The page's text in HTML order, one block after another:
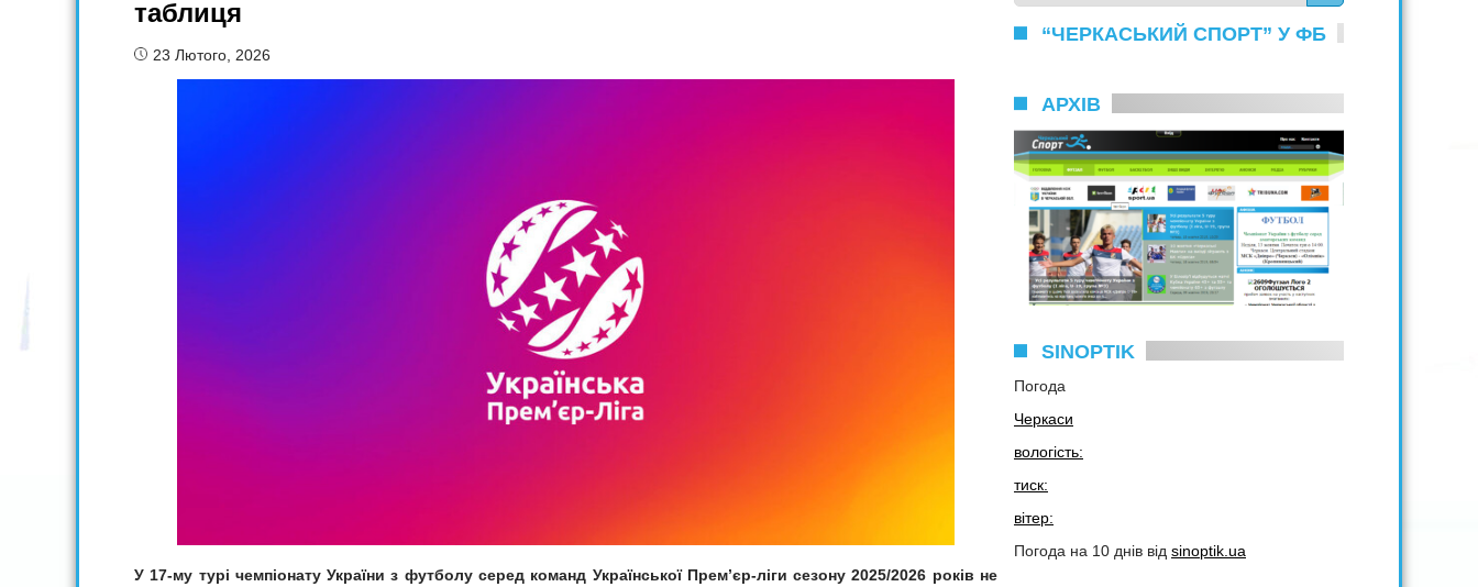
таблиця
23 Лютого, 2026
У 17-му турі чемпіонату України з футболу серед команд Української Прем’єр-ліги сезону 2025/2026 років не
“ЧЕРКАСЬКИЙ СПОРТ” У ФБ
АРХІВ
SINOPTIK
Погода
Черкаси
вологість:
тиск:
вітер:
Погода на 10 днів від sinoptik.ua